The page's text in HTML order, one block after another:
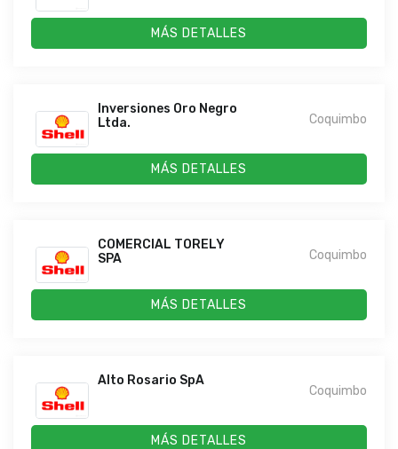
MÁS DETALLES
Inversiones Oro Negro
Ltda.
Coquimbo
MÁS DETALLES
COMERCIAL TORELY
SPA
Coquimbo
MÁS DETALLES
Alto Rosario SpA
Coquimbo
MÁS DETALLES